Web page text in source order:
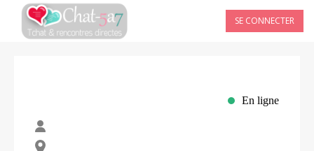
SE CONNECTER
En ligne